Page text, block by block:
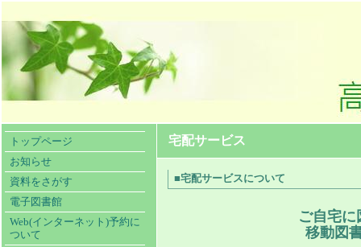
トップページ
お知らせ
資料をさがす
電子図書館
Web(インターネット)予約に
ついて
宅配サービス
■宅配サービスについて
ご自宅
移動図